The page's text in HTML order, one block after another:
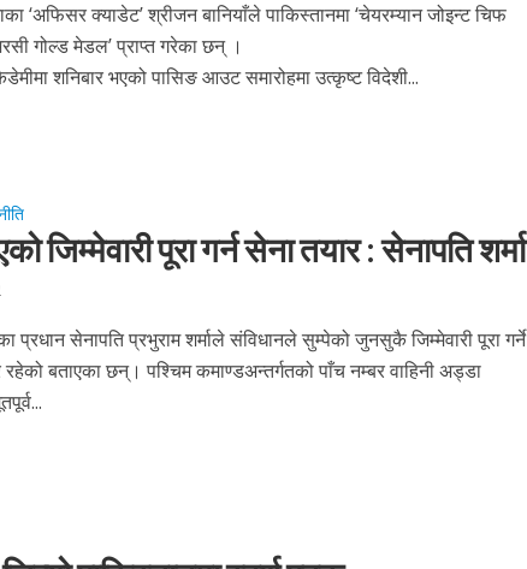
‘अफिसर क्याडेट’ श्रीजन बानियाँले पाकिस्तानमा ‘चेयरम्यान जोइन्ट चिफ
गोल्ड मेडल’ प्राप्त गरेका छन् ।
शनिबार भएको पासिङ आउट समारोहमा उत्कृष्ट विदेशी...
जिम्मेवारी पूरा गर्न सेना तयार : सेनापति शर्मा
प्रधान सेनापति प्रभुराम शर्माले संविधानले सुम्पेको जुनसुकै जिम्मेवारी पूरा गर्ने
बताएका छन्। पश्चिम कमाण्डअन्तर्गतको पाँच नम्बर वाहिनी अड्डा